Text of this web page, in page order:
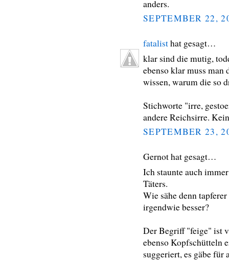
anders.
SEPTEMBER 22,
fatalisthat gesagt…
klar sind die mutig,
ebenso klar muss
wissen, warum die so
Stichworte "irre,
andere Reichsirre.
SEPTEMBER 23,
Gernot hat gesagt…
Ich staunte auch
Täters.
Wie sähe denn
irgendwie besser?
Der Begriff "feige" ist
ebenso Kopfschütteln
suggeriert, es gäbe